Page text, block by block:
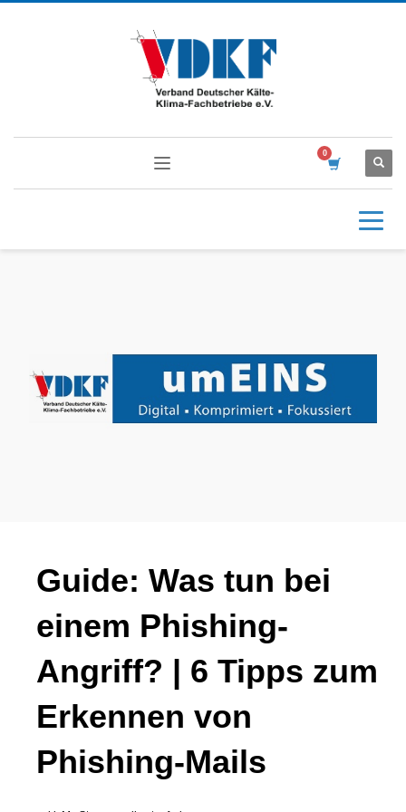
Guide: Was tun bei
einem Phishing-
Angriff? | 6 Tipps zum
Erkennen von
Phishing-Mails